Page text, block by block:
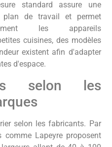
standard assure une
de travail et permet
les appareils
cuisines, des modèles
existent afin d'adapter
d'espace.
selon les
selon les fabricants. Par
comme Lapeyre proposent